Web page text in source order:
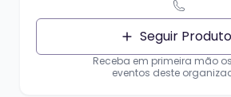
Seguir
Receba em primeira mão
eventos deste